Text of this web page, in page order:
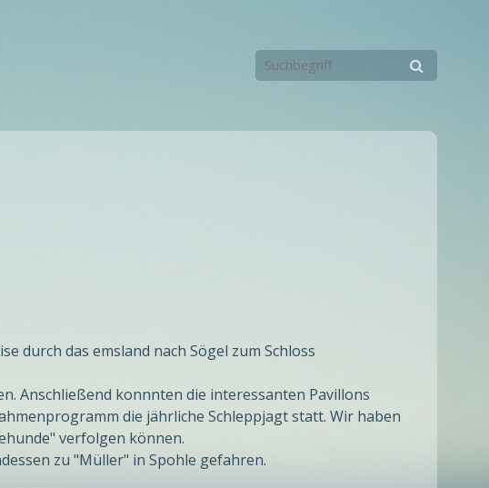
durch das emsland nach Sögel zum Schloss
Anschließend konnnten die interessanten Pavillons
die jährliche Schleppjagt statt. Wir haben
verfolgen können.
zu "Müller" in Spohle gefahren.